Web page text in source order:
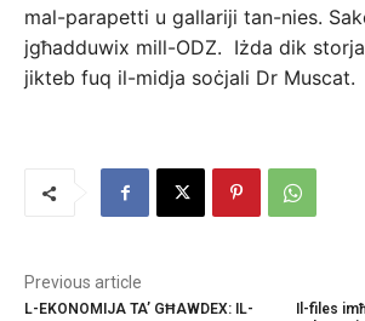
mal-parapetti u gallariji tan-nies.
jgħadduwix mill-ODZ. Iżda dik storja
jikteb fuq il-midja soċjali Dr Muscat.
Previous article
L-EKONOMIJA TA’ GĦAWDEX: IL-
Il-files